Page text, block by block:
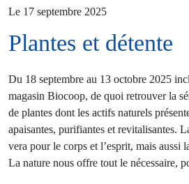
Le 17 septembre 2025
Plantes et détente
Du 18 septembre au 13 octobre 2025
magasin Biocoop, de quoi retrouver la
de plantes dont les actifs naturels
apaisantes, purifiantes et revitalisantes.
vera pour le corps et l’esprit, mais aussi
La nature nous offre tout le nécessaire,